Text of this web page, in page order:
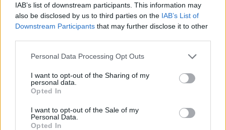
IAB’s list of downstream participants. This information may
also be disclosed by us to third parties on the IAB’s List of
Downstream Participants that may further disclose it to other
Personal Data Processing Opt Outs
I want to opt-out of the Sharing of my
personal data.
Opted In
I want to opt-out of the Sale of my
Personal Data.
Opted In
Paroles Téléchargement
Vidéos
Commentaires
Dire «merci» pour cette traduction Corriger une erreur